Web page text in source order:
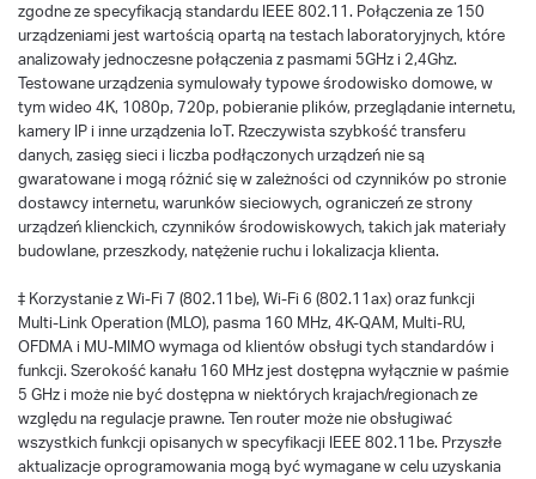
zgodne ze specyfikacją standardu IEEE 802.11. Połączenia ze 150
urządzeniami jest wartością opartą na testach laboratoryjnych, które
analizowały jednoczesne połączenia z pasmami 5GHz i 2,4Ghz.
Testowane urządzenia symulowały typowe środowisko domowe, w
tym wideo 4K, 1080p, 720p, pobieranie plików, przeglądanie internetu,
kamery IP i inne urządzenia IoT. Rzeczywista szybkość transferu
danych, zasięg sieci i liczba podłączonych urządzeń nie są
gwaratowane i mogą różnić się w zależności od czynników po stronie
dostawcy internetu, warunków sieciowych, ograniczeń ze strony
urządzeń klienckich, czynników środowiskowych, takich jak materiały
budowlane, przeszkody, natężenie ruchu i lokalizacja klienta.
‡ Korzystanie z Wi-Fi 7 (802.11be), Wi-Fi 6 (802.11ax) oraz funkcji
Multi-Link Operation (MLO), pasma 160 MHz, 4K-QAM, Multi-RU,
OFDMA i MU-MIMO wymaga od klientów obsługi tych standardów i
funkcji. Szerokość kanału 160 MHz jest dostępna wyłącznie w paśmie
5 GHz i może nie być dostępna w niektórych krajach/regionach ze
względu na regulacje prawne. Ten router może nie obsługiwać
wszystkich funkcji opisanych w specyfikacji IEEE 802.11be. Przyszłe
aktualizacje oprogramowania mogą być wymagane w celu uzyskania